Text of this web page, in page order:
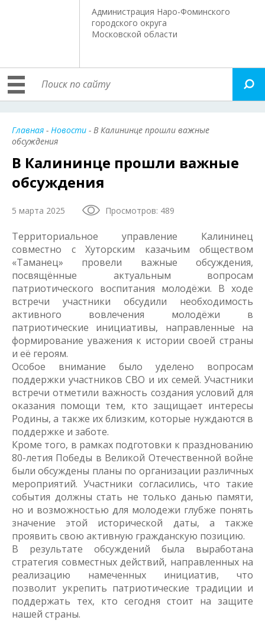
Администрация Наро-Фоминского
городского округа
Московской области
Главная - Новости - В Калининце прошли важные
обсуждения
В Калининце прошли важные
обсуждения
5 марта 2025 Просмотров: 489
Территориальное управление Калининец
совместно с Хуторским казачьим обществом
«Таманец» провели важные обсуждения,
посвящённые актуальным вопросам
патриотического воспитания молодёжи. В ходе
встречи участники обсудили необходимость
активного вовлечения молодёжи в
патриотические инициативы, направленные на
формирование уважения к истории своей страны
и её героям.
Особое внимание было уделено вопросам
поддержки участников СВО и их семей. Участники
встречи отметили важность создания условий для
оказания помощи тем, кто защищает интересы
Родины, а также их близким, которые нуждаются в
поддержке и заботе.
Кроме того, в рамках подготовки к празднованию
80-летия Победы в Великой Отечественной войне
были обсуждены планы по организации различных
мероприятий. Участники согласились, что такие
события должны стать не только данью памяти,
но и возможностью для молодежи глубже понять
значение этой исторической даты, а также
проявить свою активную гражданскую позицию.
В результате обсуждений была выработана
стратегия совместных действий, направленных на
реализацию намеченных инициатив, что
позволит укрепить патриотические традиции и
поддержать тех, кто сегодня стоит на защите
нашей страны.